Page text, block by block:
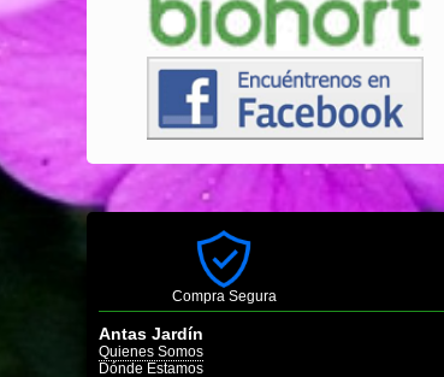
Compra Segura
Antas Jardín
Quienes Somos
Dónde Estamos